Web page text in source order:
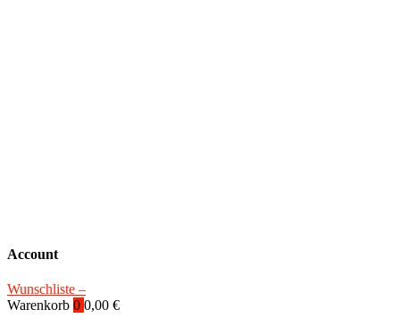
Account
Wunschliste –
Warenkorb 0 0,00 €